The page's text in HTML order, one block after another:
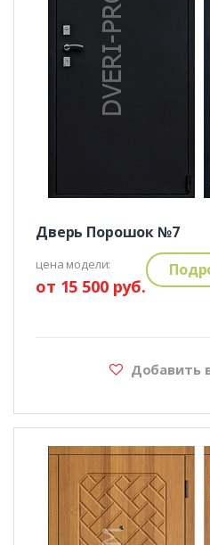
Дверь Порошок №7
цена модели:
от 15 500 руб.
Добавить